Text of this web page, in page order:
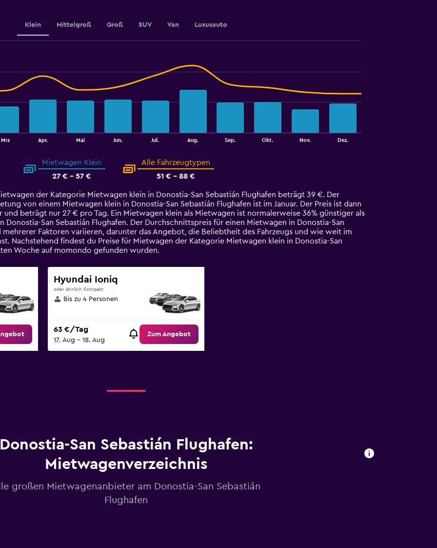
Klein Mittelgroß Groß SUV Van Luxusauto
Mrz Apr. Mai Jun. Jul. Aug. Sep. Okt. Nov. Dez.
Mietwagen Klein
27 € - 57 €
Alle Fahrzeugtypen
51 € - 88 €
der Kategorie Mietwagen klein in Donostia-San Sebastián Flughafen beträgt 39 €. Der
von einem Mietwagen klein in Donostia-San Sebastián Flughafen ist im Januar. Der Preis ist dann
und beträgt nur 27 € pro Tag. Ein Mietwagen klein als Mietwagen ist normalerweise 36% günstiger als
San Sebastián Flughafen. Der Durchschnittspreis für einen Mietwagen in Donostia-San
mehrerer Faktoren variieren, darunter das Angebot, die Beliebtheit des Fahrzeugs und wie weit im
Nachstehend findest du Preise für Mietwagen der Kategorie Mietwagen klein in Donostia-San
Woche auf momondo gefunden wurden.
Hyundai Ioniq
oder ähnlich Kompakt
Bis zu 4 Personen
63 €/Tag
17. Aug – 18. Aug
Zum Angebot
Donostia-San Sebastián Flughafen:
Mietwagenverzeichnis
großen Mietwagenanbieter am Donostia-San Sebastián
Flughafen